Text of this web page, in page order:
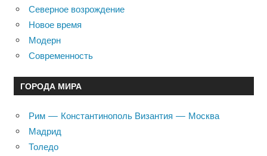
Северное возрождение
Новое время
Модерн
Современность
ГОРОДА МИРА
Рим — Константинополь Византия — Москва
Мадрид
Толедо